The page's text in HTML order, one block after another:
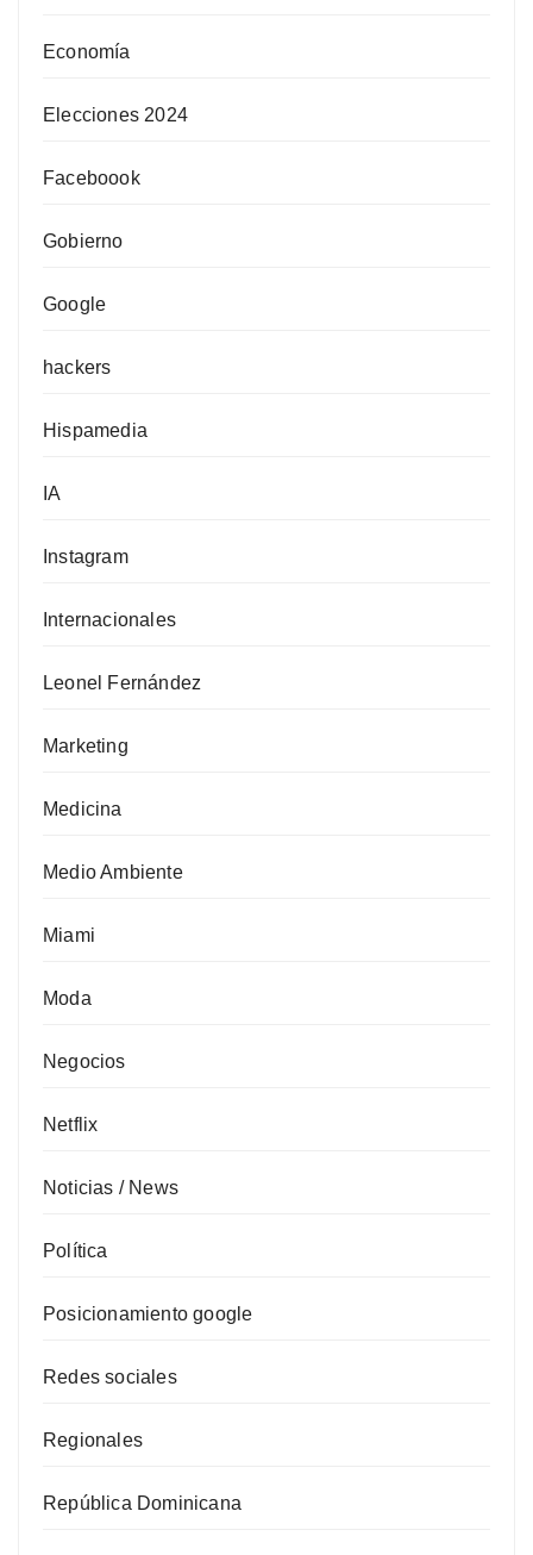
Economía
Elecciones 2024
Faceboook
Gobierno
Google
hackers
Hispamedia
IA
Instagram
Internacionales
Leonel Fernández
Marketing
Medicina
Medio Ambiente
Miami
Moda
Negocios
Netflix
Noticias / News
Política
Posicionamiento google
Redes sociales
Regionales
República Dominicana